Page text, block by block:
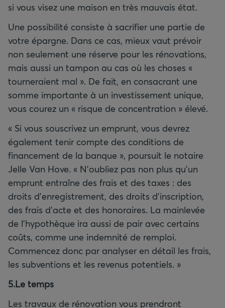
si vous visez une maison en très mauvais état.
Une possibilité consiste à sacrifier une partie de
votre épargne. Dans ce cas, mieux vaut prévoir
non seulement une réserve pour les rénovations,
mais aussi un tampon au cas où les choses «
tourneraient mal ». De fait, en consacrant une
somme importante à un investissement unique,
vous courez un « risque de concentration » élevé.
« Si vous souscrivez un emprunt, vous devrez
également tenir compte des conditions de
financement de la banque », poursuit le notaire
Jelle Van Hove. « N’oubliez pas non plus qu’un
emprunt entraîne des frais et des taxes : des
droits d’enregistrement, des droits d’inscription,
des frais d’acte et des honoraires. La mainlevée
de l’hypothèque ira aussi de pair avec certains
coûts, comme une indemnité de remploi.
Commencez donc par analyser en détail les frais,
les subventions et les revenus potentiels. »
5.Le temps
Les travaux de rénovation vous prendront